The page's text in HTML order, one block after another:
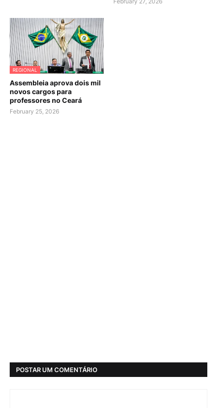
REGIONAL
Assembleia aprova dois mil
novos cargos para
professores no Ceará
February 25, 2026
POSTAR UM COMENTÁRIO